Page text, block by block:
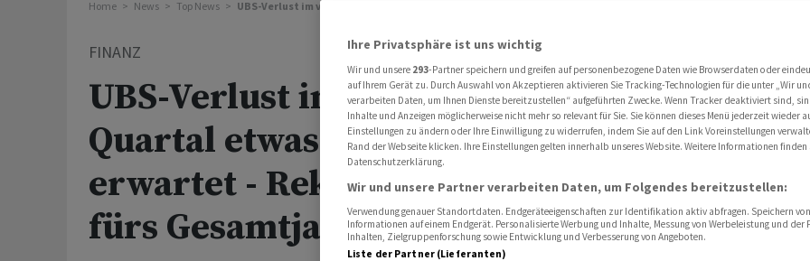
Home News Top News UBS-Verlust im vierten Quartal etwas geringer als erwartet - Rekordgewinn fürs Gesamtjahr
FINANZ
UBS-Verlust im vierten
Quartal etwas geringer als
erwartet - Rekordgewinn
fürs Gesamtjahr
Ihre Privatsphäre ist uns wichtig
Wir und unsere 293-Partner speichern und greifen auf personenbezogene Daten wie Browserdaten oder
auf Ihrem Gerät zu. Durch Auswahl von Akzeptieren aktivieren Sie Tracking-Technologien für die unter „Wir
verarbeiten Daten, um Ihnen Dienste bereitzustellen“ aufgeführten Zwecke. Wenn Tracker deaktiviert sind,
Inhalte und Anzeigen möglicherweise nicht mehr so relevant für Sie. Sie können dieses Menü jederzeit wieder
Einstellungen zu ändern oder Ihre Einwilligung zu widerrufen, indem Sie auf den Link Voreinstellungen
Rand der Webseite klicken. Ihre Einstellungen gelten innerhalb unseres Website. Weitere Informationen finden
Datenschutzerklärung.
Wir und unsere Partner verarbeiten Daten, um Folgendes bereitzustellen:
Verwendung genauer Standortdaten. Endgeräteeigenschaften zur Identifikation aktiv abfragen. Speichern
Informationen auf einem Endgerät. Personalisierte Werbung und Inhalte, Messung von Werbeleistung und der
Inhalten, Zielgruppenforschung sowie Entwicklung und Verbesserung von Angeboten.
Liste der Partner (Lieferanten)